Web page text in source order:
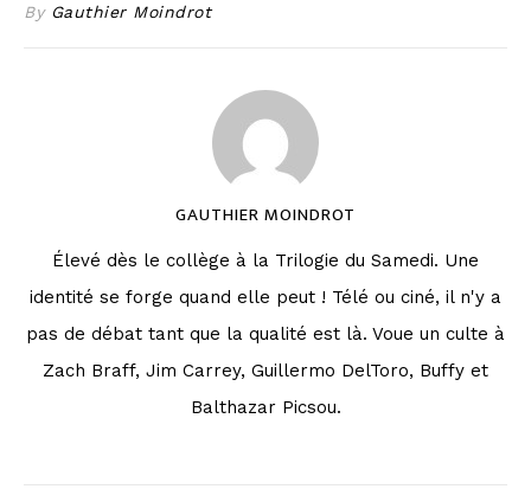
By Gauthier Moindrot
GAUTHIER MOINDROT
Élevé dès le collège à la Trilogie du Samedi. Une
identité se forge quand elle peut ! Télé ou ciné, il n'y a
pas de débat tant que la qualité est là. Voue un culte à
Zach Braff, Jim Carrey, Guillermo DelToro, Buffy et
Balthazar Picsou.